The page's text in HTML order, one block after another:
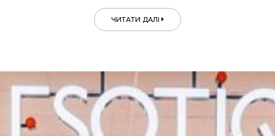
ЧИТАТИ ДАЛІ